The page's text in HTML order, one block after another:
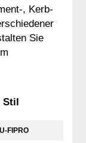
, Kerb-
Sie
Stil
FIPRO